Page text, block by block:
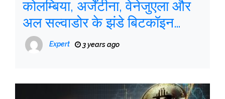
कोलम्बिया, अर्जेंटीना, वेनेजुएला और
अल सल्वाडोर के झंडे बिटकॉइन
नेटवर्क पर आते हैं
Expert 3 years ago